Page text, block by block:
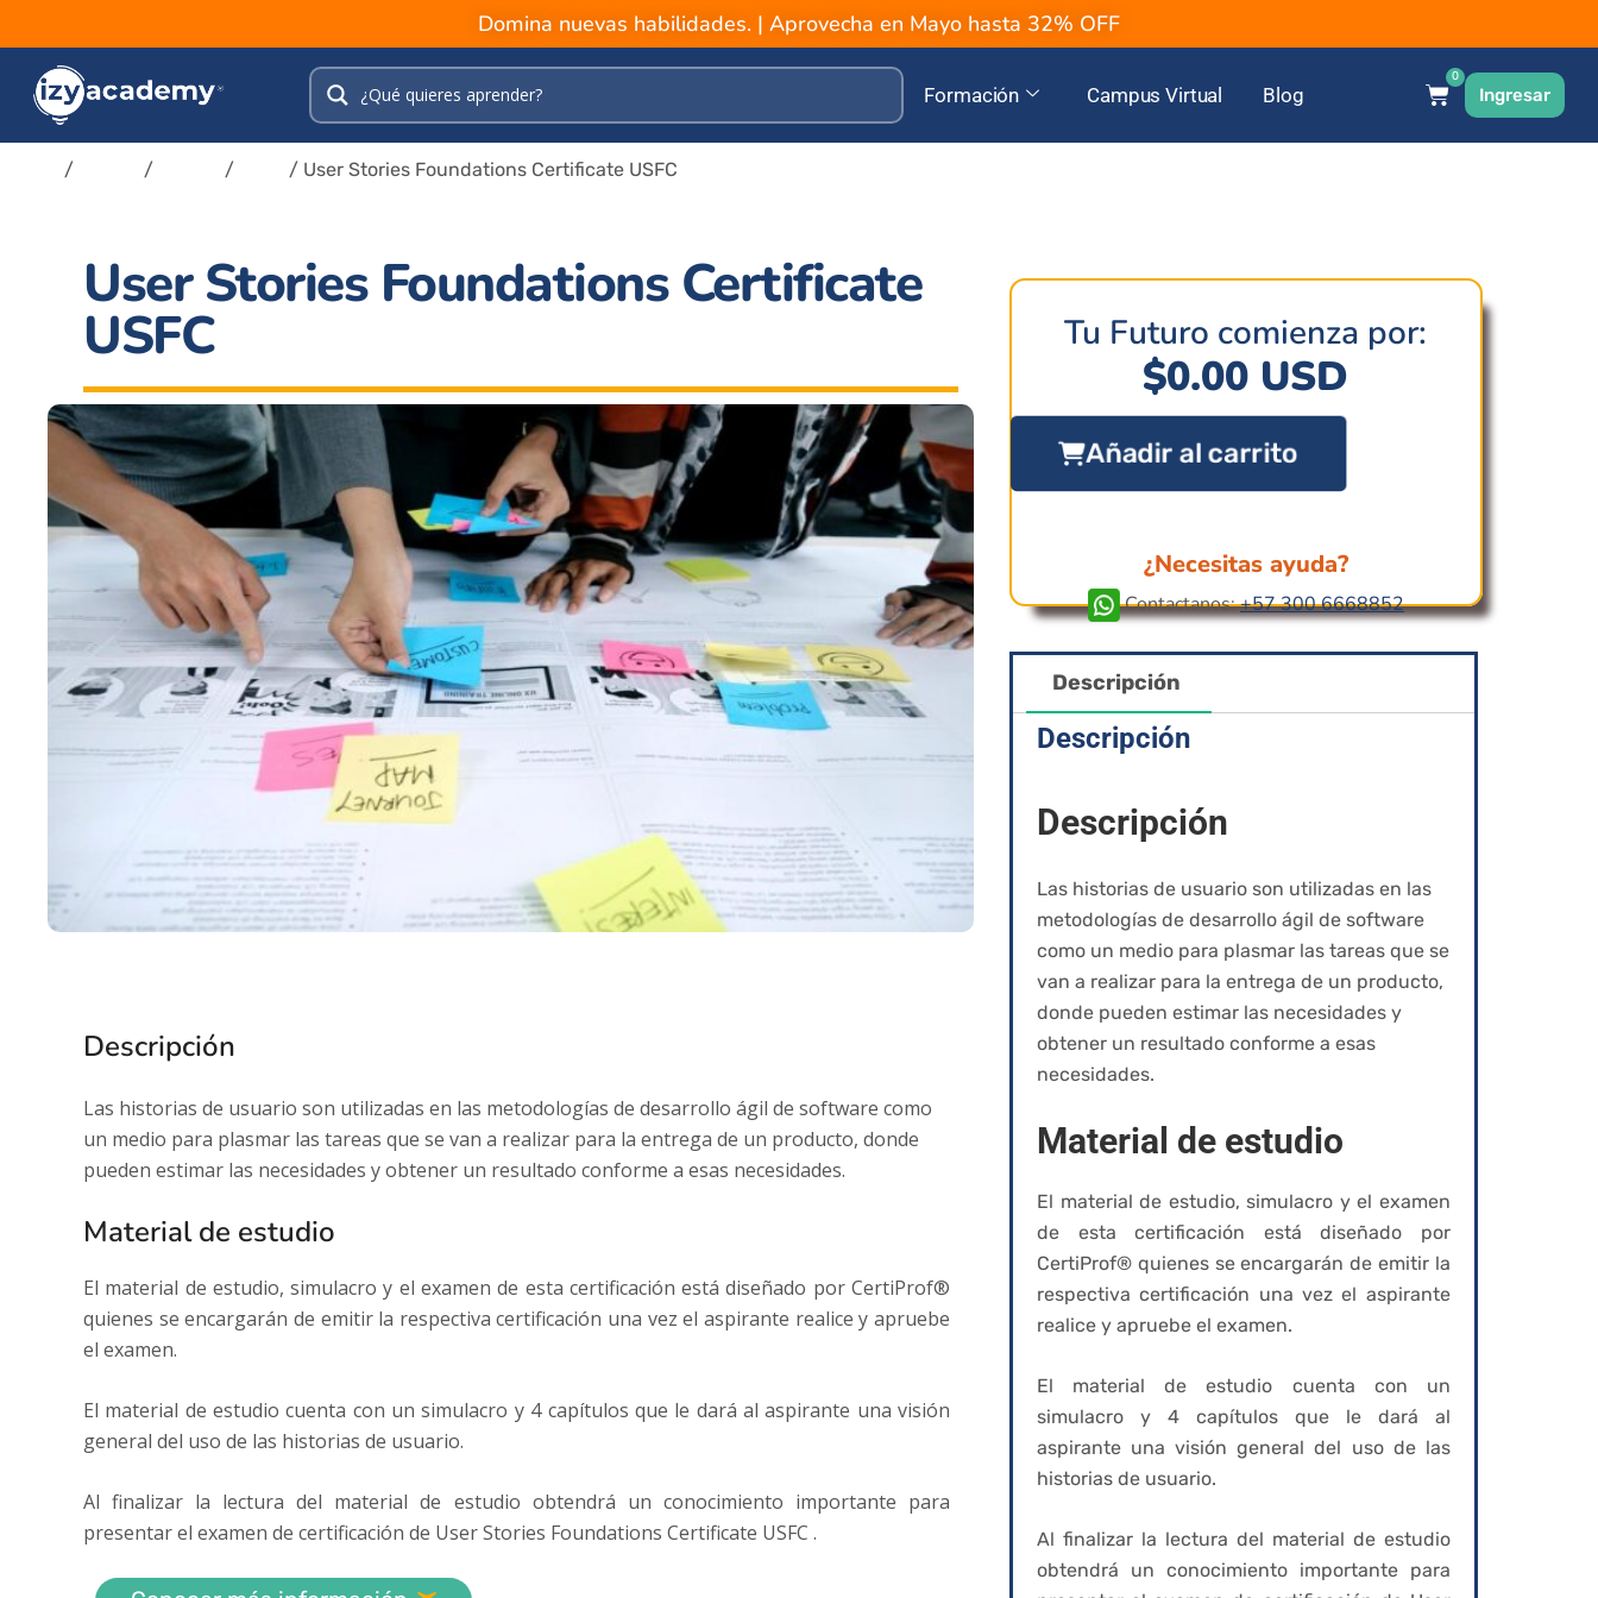
Domina nuevas habilidades. | Aprovecha en Mayo hasta 32% OFF
Formación Campus Virtual Blog
0
Ingresar
/ / / / User Stories Foundations Certificate USFC
User Stories Foundations Certificate
USFC
Descripción
Las historias de usuario son utilizadas en las metodologías de desarrollo ágil de software como
un medio para plasmar las tareas que se van a realizar para la entrega de un producto, donde
pueden estimar las necesidades y obtener un resultado conforme a esas necesidades.
Material de estudio
El material de estudio, simulacro y el examen de esta certificación está diseñado por CertiProf®
quienes se encargarán de emitir la respectiva certificación una vez el aspirante realice y apruebe
el examen.
El material de estudio cuenta con un simulacro y 4 capítulos que le dará al aspirante una visión
general del uso de las historias de usuario.
Al finalizar la lectura del material de estudio obtendrá un conocimiento importante para
presentar el examen de certificación de User Stories Foundations Certificate USFC .
Tu Futuro comienza por:
$0.00 USD
Añadir al carrito
¿Necesitas ayuda?
Contactanos:+57 300 6668852
Descripción
Descripción
Descripción
Las historias de usuario son utilizadas en las
metodologías de desarrollo ágil de software
como un medio para plasmar las tareas que se
van a realizar para la entrega de un producto,
donde pueden estimar las necesidades y
obtener un resultado conforme a esas
necesidades.
Material de estudio
El material de estudio, simulacro y el examen
de esta certificación está diseñado por
CertiProf® quienes se encargarán de emitir la
respectiva certificación una vez el aspirante
realice y apruebe el examen.
El material de estudio cuenta con un
simulacro y 4 capítulos que le dará al
aspirante una visión general del uso de las
historias de usuario.
Al finalizar la lectura del material de estudio
obtendrá un conocimiento importante para